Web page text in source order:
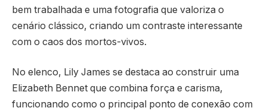
bem trabalhada e uma fotografia que valoriza o
cenário clássico, criando um contraste interessante
com o caos dos mortos-vivos.
No elenco, Lily James se destaca ao construir uma
Elizabeth Bennet que combina força e carisma,
funcionando como o principal ponto de conexão com